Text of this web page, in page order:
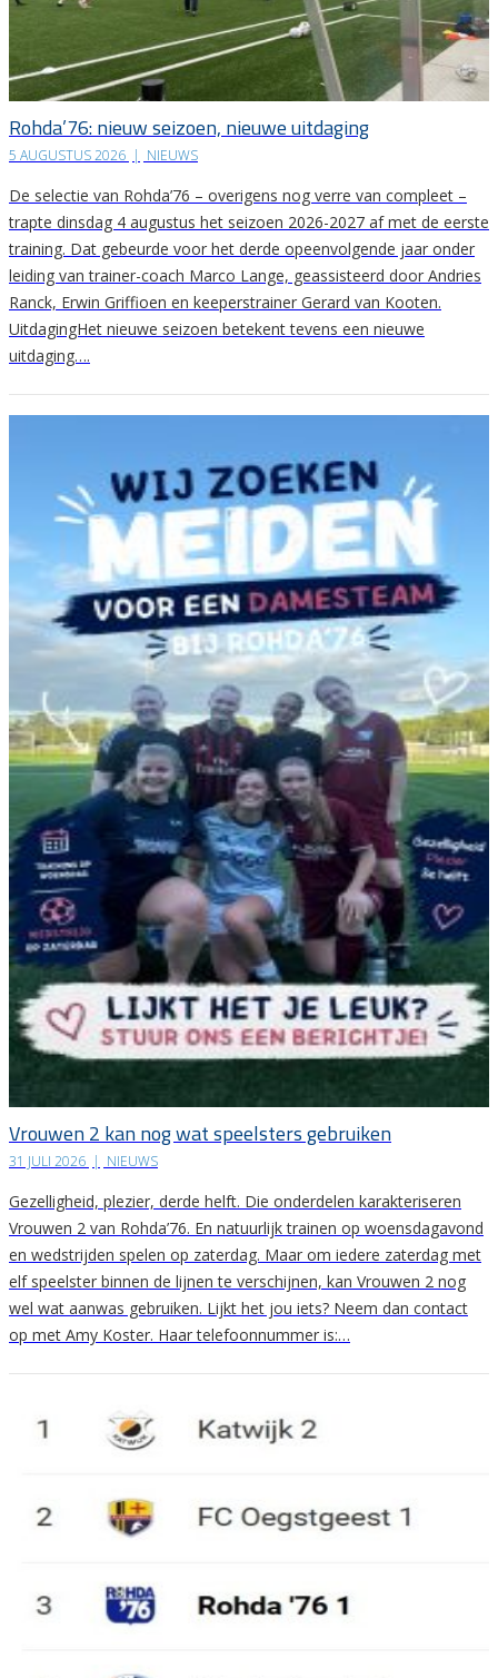
Rohda’76: nieuw seizoen, nieuwe uitdaging
5 AUGUSTUS 2026 | NIEUWS
De selectie van Rohda’76 – overigens nog verre van compleet –
trapte dinsdag 4 augustus het seizoen 2026-2027 af met de eerste
training. Dat gebeurde voor het derde opeenvolgende jaar onder
leiding van trainer-coach Marco Lange, geassisteerd door Andries
Ranck, Erwin Griffioen en keeperstrainer Gerard van Kooten.
UitdagingHet nieuwe seizoen betekent tevens een nieuwe
uitdaging….
Vrouwen 2 kan nog wat speelsters gebruiken
31 JULI 2026 | NIEUWS
Gezelligheid, plezier, derde helft. Die onderdelen karakteriseren
Vrouwen 2 van Rohda’76. En natuurlijk trainen op woensdagavond
en wedstrijden spelen op zaterdag. Maar om iedere zaterdag met
elf speelster binnen de lijnen te verschijnen, kan Vrouwen 2 nog
wel wat aanwas gebruiken. Lijkt het jou iets? Neem dan contact
op met Amy Koster. Haar telefoonnummer is:…